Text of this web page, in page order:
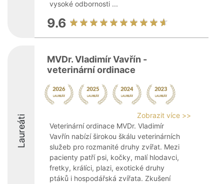
vysoké odbornosti ...
9.6
Laureáti
MVDr. Vladimír Vavřín -
veterinární ordinace
Zobrazit více >>
Veterinární ordinace MVDr. Vladimír
Vavřín nabízí širokou škálu veterinárních
služeb pro rozmanité druhy zvířat. Mezi
pacienty patří psi, kočky, malí hlodavci,
fretky, králíci, plazi, exotické druhy
ptáků i hospodářská zvířata. Zkušení